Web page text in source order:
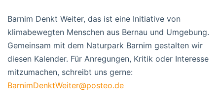
Barnim Denkt Weiter, das ist eine Initiative von
klimabewegten Menschen aus Bernau und Umgebung.
Gemeinsam mit dem Naturpark Barnim gestalten wir
diesen Kalender. Für Anregungen, Kritik oder Interesse
mitzumachen, schreibt uns gerne:
BarnimDenktWeiter@posteo.de